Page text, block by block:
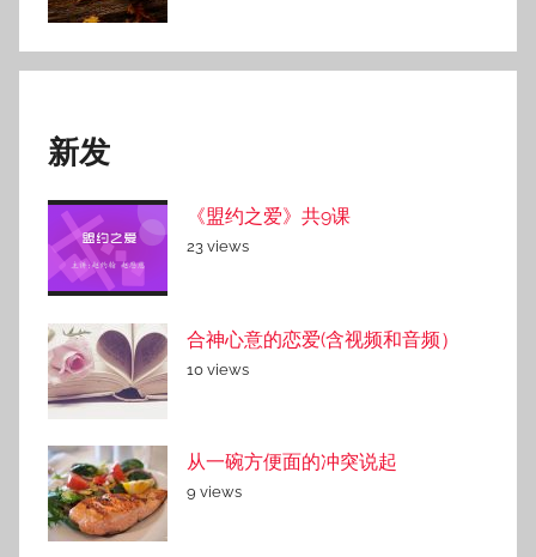
新发
《盟约之爱》共9课
23 views
合神心意的恋爱(含视频和音频）
10 views
从一碗方便面的冲突说起
9 views